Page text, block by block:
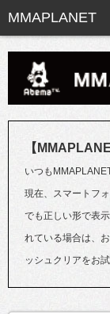
【
いつも
現在、スマートフ
でも正しい形で表
れている場合は、
ッシュクリアをお